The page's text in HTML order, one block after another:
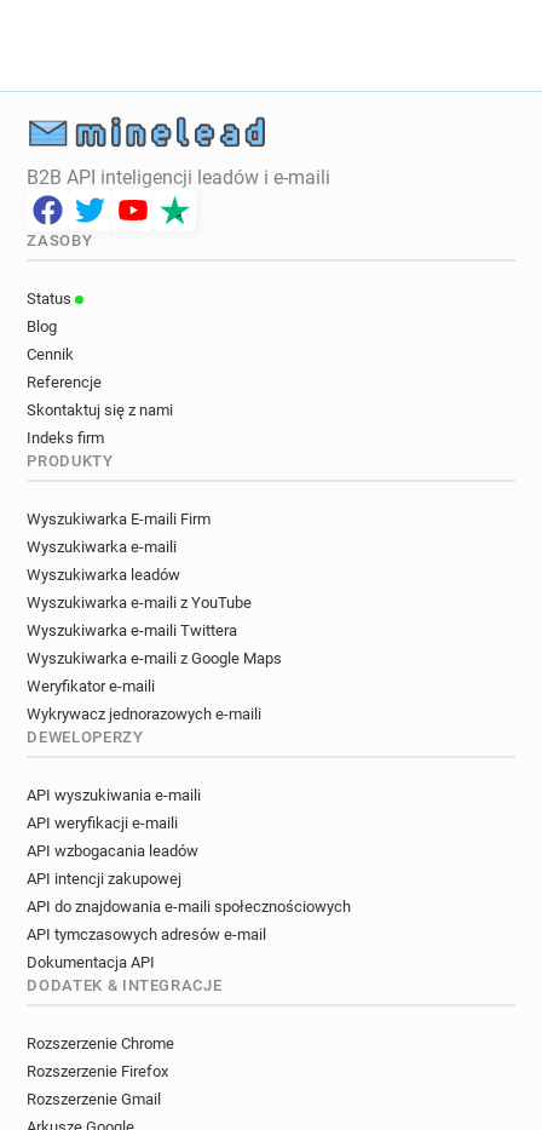
B2B API inteligencji leadów i e-maili
ZASOBY
Status
Blog
Cennik
Referencje
Skontaktuj się z nami
Indeks firm
PRODUKTY
Wyszukiwarka E-maili Firm
Wyszukiwarka e-maili
Wyszukiwarka leadów
Wyszukiwarka e-maili z YouTube
Wyszukiwarka e-maili Twittera
Wyszukiwarka e-maili z Google Maps
Weryfikator e-maili
Wykrywacz jednorazowych e-maili
DEWELOPERZY
API wyszukiwania e-maili
API weryfikacji e-maili
API wzbogacania leadów
API intencji zakupowej
API do znajdowania e-maili społecznościowych
API tymczasowych adresów e-mail
Dokumentacja API
DODATEK & INTEGRACJE
Rozszerzenie Chrome
Rozszerzenie Firefox
Rozszerzenie Gmail